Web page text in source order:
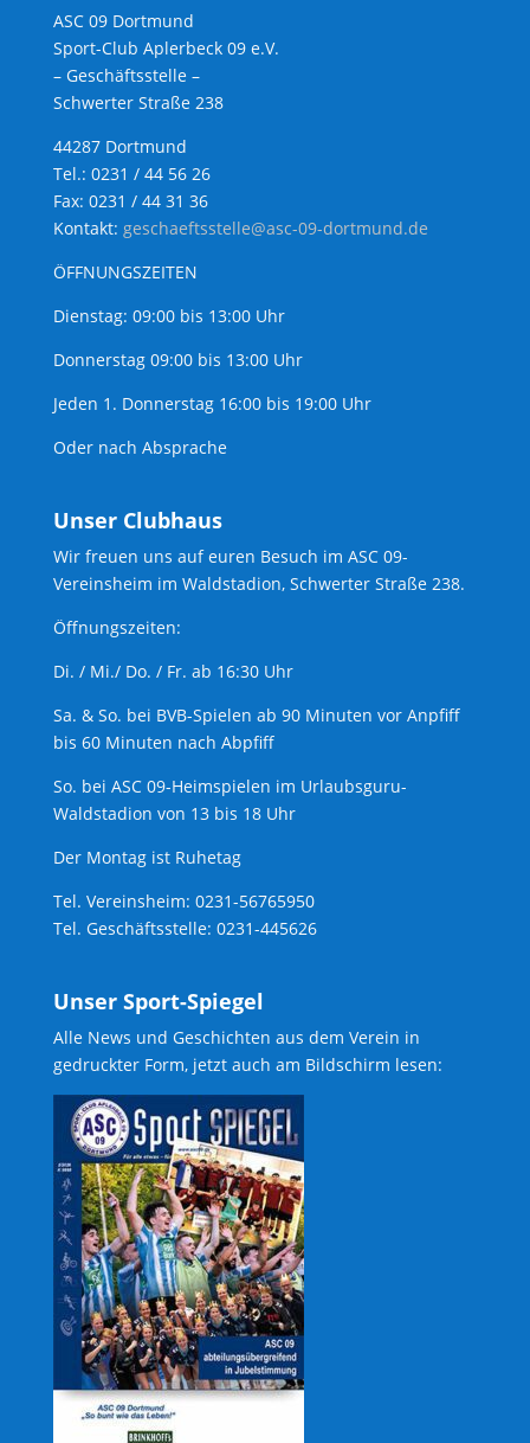
ASC 09 Dortmund
Sport-Club Aplerbeck 09 e.V.
– Geschäftsstelle –
Schwerter Straße 238
44287 Dortmund
Tel.: 0231 / 44 56 26
Fax: 0231 / 44 31 36
Kontakt: geschaeftsstelle@asc-09-dortmund.de
ÖFFNUNGSZEITEN
Dienstag: 09:00 bis 13:00 Uhr
Donnerstag 09:00 bis 13:00 Uhr
Jeden 1. Donnerstag 16:00 bis 19:00 Uhr
Oder nach Absprache
Unser Clubhaus
Wir freuen uns auf euren Besuch im ASC 09-
Vereinsheim im Waldstadion, Schwerter Straße 238.
Öffnungszeiten:
Di. / Mi./ Do. / Fr. ab 16:30 Uhr
Sa. & So. bei BVB-Spielen ab 90 Minuten vor Anpfiff
bis 60 Minuten nach Abpfiff
So. bei ASC 09-Heimspielen im Urlaubsguru-
Waldstadion von 13 bis 18 Uhr
Der Montag ist Ruhetag
Tel. Vereinsheim: 0231-56765950
Tel. Geschäftsstelle: 0231-445626
Unser Sport-Spiegel
Alle News und Geschichten aus dem Verein in
gedruckter Form, jetzt auch am Bildschirm lesen: